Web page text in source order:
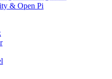
& Open Pi